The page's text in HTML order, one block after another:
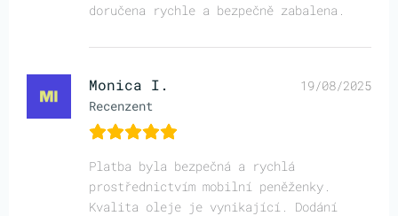
doručena rychle a bezpečně zabalena.
Monica I.
Recenzent
19/08/2025
Platba byla bezpečná a rychlá
prostřednictvím mobilní peněženky.
Kvalita oleje je vynikající. Dodání